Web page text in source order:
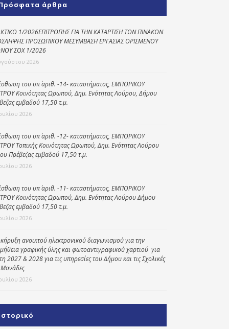
Kοινωνικό
φαρμακείο
“Βοήθεια στο σπίτι”
Κέντρο Ημερήσιας
Φροντίδας
άρθρα
1/2026ΕΠΙΤΡΟΠΗΣ ΓΙΑ ΤΗΝ ΚΑΤΑΡΤΙΣΗ ΤΩΝ ΠΙΝΑΚΩΝ
ΠΡΟΣΩΠΙΚΟΥ ΜΕΣΥΜΒΑΣΗ ΕΡΓΑΣΙΑΣ ΟΡΙΣΜΕΝΟΥ
ΣΟΧ 1/2026
2026
του υπ΄ αριθ. -14- καταστήματος, ΕΜΠΟΡΙΚΟΥ
Κοινότητας Ωρωπού, Δημ. Ενότητας Λούρου, Δήμου
εμβαδού 17,50 τ.μ.
2026
του υπ΄ αριθ. -12- καταστήματος, ΕΜΠΟΡΙΚΟΥ
Τοπικής Κοινότητας Ωρωπού, Δημ. Ενότητας Λούρου
Πρέβεζας εμβαδού 17,50 τ.μ.
2026
του υπ΄ αριθ. -11- καταστήματος, ΕΜΠΟΡΙΚΟΥ
Κοινότητας Ωρωπού, Δημ. Ενότητας Λούρου Δήμου
εμβαδού 17,50 τ.μ.
2026
ανοικτού ηλεκτρονικού διαγωνισμού για την
γραφικής ύλης και φωτοαντιγραφικού χαρτιού για
2027 & 2028 για τις υπηρεσίες του Δήμου και τις Σχολικές
2026